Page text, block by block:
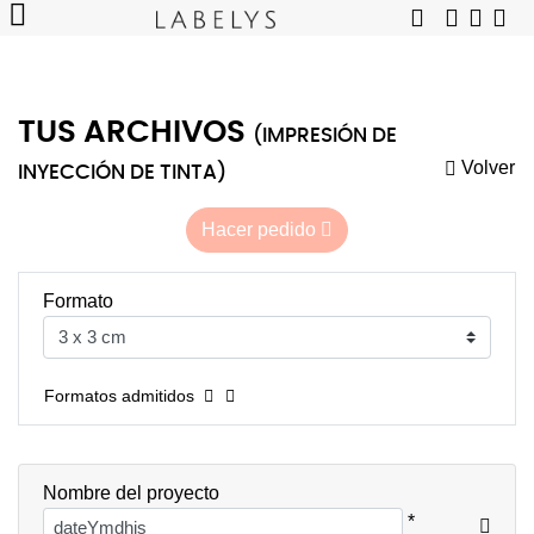
TUS ARCHIVOS (IMPRESIÓN DE
INYECCIÓN DE TINTA)
Volver
Hacer pedido
Formato
Formatos admitidos
Nombre del proyecto
*